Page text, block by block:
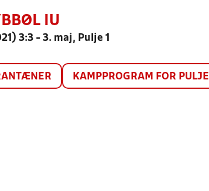
IU
3:3 - 3. maj, Pulje 1
KAMPPROGRAM FOR PULJE